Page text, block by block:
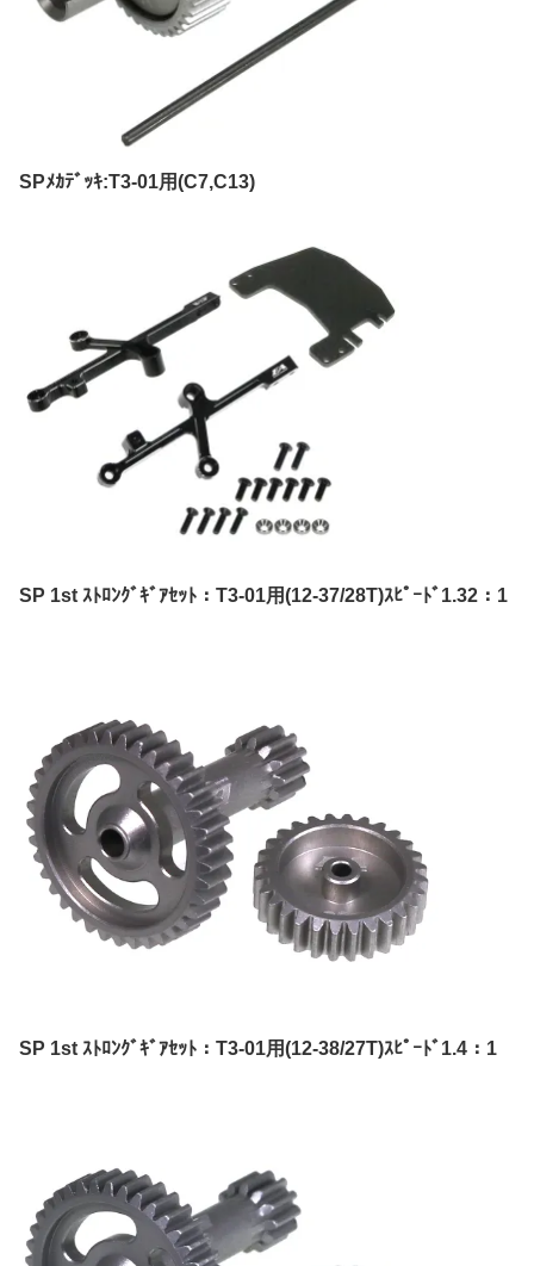
SPﾒｶﾃﾞｯｷ:T3-01用(C7,C13)
SP 1st ｽﾄﾛﾝｸﾞｷﾞｱｾｯﾄ：T3-01用(12-37/28T)ｽﾋﾟｰﾄﾞ1.32：1
SP 1st ｽﾄﾛﾝｸﾞｷﾞｱｾｯﾄ：T3-01用(12-38/27T)ｽﾋﾟｰﾄﾞ1.4：1